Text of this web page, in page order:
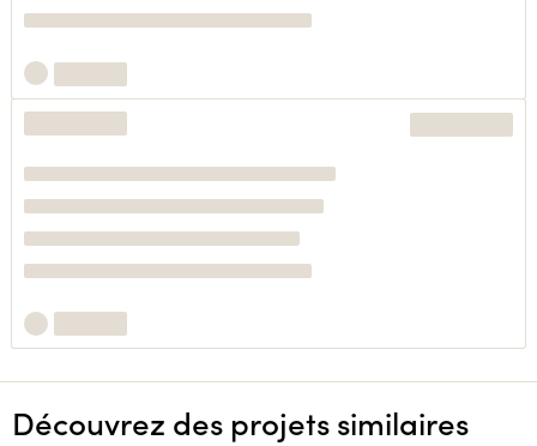
Découvrez des projets similaires